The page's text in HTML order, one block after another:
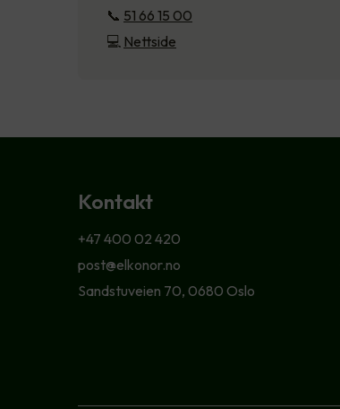
📞 51 66 15 00
💻 Nettside
Kontakt
+47 400 02 420
post@elkonor.no
Sandstuveien 70, 0680 Oslo